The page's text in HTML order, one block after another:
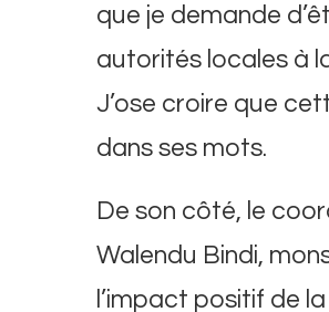
que je demande
autorités locales à
J’ose croire que
dans ses mots.
De son côté, le
Walendu Bindi,
l’impact positif de